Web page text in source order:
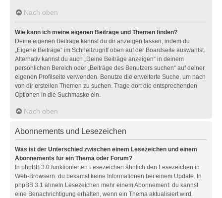
Nach oben
Wie kann ich meine eigenen Beiträge und Themen finden?
Deine eigenen Beiträge kannst du dir anzeigen lassen, indem du
„Eigene Beiträge“ im Schnellzugriff oben auf der Boardseite auswählst.
Alternativ kannst du auch „Deine Beiträge anzeigen“ in deinem
persönlichen Bereich oder „Beiträge des Benutzers suchen“ auf deiner
eigenen Profilseite verwenden. Benutze die erweiterte Suche, um nach
von dir erstellen Themen zu suchen. Trage dort die entsprechenden
Optionen in die Suchmaske ein.
Nach oben
Abonnements und Lesezeichen
Was ist der Unterschied zwischen einem Lesezeichen und einem
Abonnements für ein Thema oder Forum?
In phpBB 3.0 funktionierten Lesezeichen ähnlich den Lesezeichen in
Web-Browsern: du bekamst keine Informationen bei einem Update. In
phpBB 3.1 ähneln Lesezeichen mehr einem Abonnement: du kannst
eine Benachrichtigung erhalten, wenn ein Thema aktualisiert wird.